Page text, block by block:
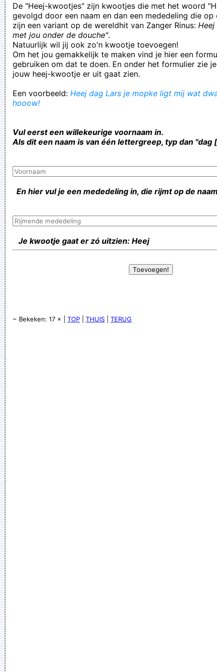
De "Heej-kwootjes" zijn kwootjes die met het woord
gevolgd door een naam en dan een mededeling die op
zijn een variant op de wereldhit van Zanger Rinus:
met jou onder de douche".
Natuurlijk wil jij ook zo'n kwootje toevoegen!
Om het jou gemakkelijk te maken vind je hier een
gebruiken om dat te doen. En onder het formulier zie
jouw heej-kwootje er uit gaat zien.
Een voorbeeld: Heej dag Lars je mopke ligt mij wat
hooow!
Vul eerst een willekeurige voornaam in.
Als dit een naam is van één lettergreep, typ dan "dag
En hier vul je een mededeling in, die rijmt op de
Je kwootje gaat er zó uitzien: Heej
~ Bekeken: 17 × | TOP THUIS TERUG